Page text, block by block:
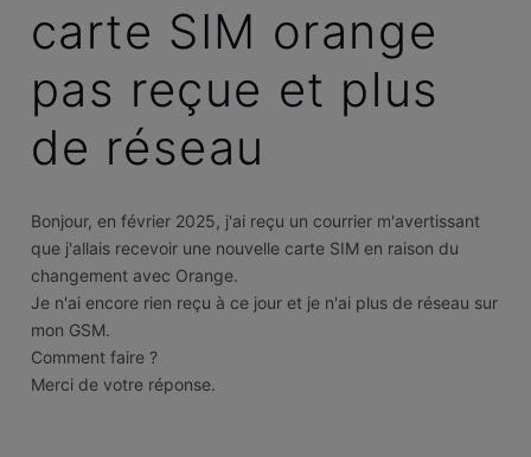
carte SIM orange
pas reçue et plus
de réseau
Bonjour, en février 2025, j'ai reçu un courrier m'avertissant
que j'allais recevoir une nouvelle carte SIM en raison du
changement avec Orange.
Je n'ai encore rien reçu à ce jour et je n'ai plus de réseau sur
mon GSM.
Comment faire ?
Merci de votre réponse.